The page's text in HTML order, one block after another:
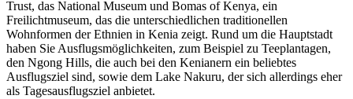
Trust, das National Museum und Bomas of Kenya, ein
Freilichtmuseum, das die unterschiedlichen traditionellen
Wohnformen der Ethnien in Kenia zeigt. Rund um die Hauptstadt
haben Sie Ausflugsmöglichkeiten, zum Beispiel zu Teeplantagen,
den Ngong Hills, die auch bei den Kenianern ein beliebtes
Ausflugsziel sind, sowie dem Lake Nakuru, der sich allerdings eher
als Tagesausflugsziel anbietet.